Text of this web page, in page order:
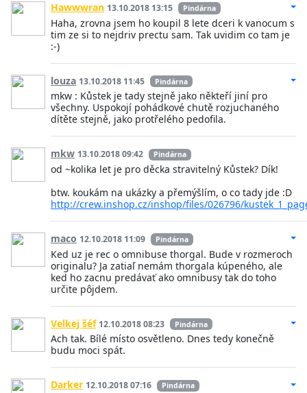
Hawwwran 13.10.2018 13:15 Pindárna
Haha, zrovna jsem ho koupil 8 lete dceri k vanocum s
tim ze si to nejdriv prectu sam. Tak uvidim co tam je
:-)
louza 13.10.2018 11:45 Pindárna
mkw : Kůstek je tady stejně jako někteří jiní pro
všechny. Uspokojí pohádkové chutě rozjuchaného
dítěte stejně, jako protřelého pedofila.
mkw 13.10.2018 09:42 Pindárna
od ~kolika let je pro děcka stravitelný Kůstek? Dík!
btw. koukám na ukázky a přemýšlím, o co tady jde :D
http://crew.inshop.cz/inshop/files/026796/
maco 12.10.2018 11:09 Pindárna
Ked uz je rec o omnibuse thorgal. Bude v rozmeroch
originalu? Ja zatiaľ nemám thorgala kúpeného, ale
ked ho zacnu predávať ako omnibusy tak do toho
určite pôjdem.
Velkej šéf 12.10.2018 08:23 Pindárna
Ach tak. Bílé místo osvětleno. Dnes tedy konečně
budu moci spát.
Darker 12.10.2018 07:16 Pindárna